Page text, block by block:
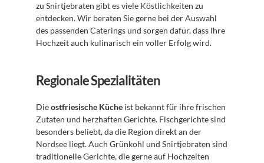
zu Snirtjebraten gibt es viele Köstlichkeiten zu
entdecken. Wir beraten Sie gerne bei der Auswahl
des passenden Caterings und sorgen dafür, dass Ihre
Hochzeit auch kulinarisch ein voller Erfolg wird.
Regionale Spezialitäten
Die ostfriesische Küche ist bekannt für ihre frischen
Zutaten und herzhaften Gerichte. Fischgerichte sind
besonders beliebt, da die Region direkt an der
Nordsee liegt. Auch Grünkohl und Snirtjebraten sind
traditionelle Gerichte, die gerne auf Hochzeiten